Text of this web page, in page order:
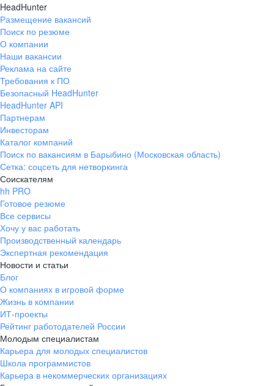
HeadHunter
Размещение вакансий
Поиск по резюме
О компании
Наши вакансии
Реклама на сайте
Требования к ПО
Безопасный HeadHunter
HeadHunter API
Партнерам
Инвесторам
Каталог компаний
Поиск по вакансиям в Барыбино (Московская область)
Сетка: соцсеть для нетворкинга
Соискателям
hh PRO
Готовое резюме
Все сервисы
Хочу у вас работать
Производственный календарь
Экспертная рекомендация
Новости и статьи
Блог
О компаниях в игровой форме
Жизнь в компании
ИТ-проекты
Рейтинг работодателей России
Молодым специалистам
Карьера для молодых специалистов
Школа программистов
Карьера в некоммерческих организациях